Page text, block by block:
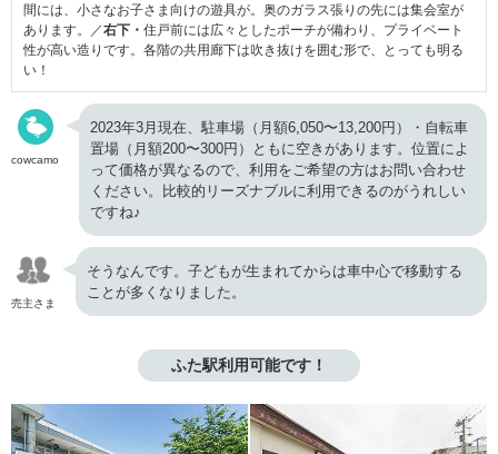
間には、小さなお子さま向けの遊具が。奥のガラス張りの先には集会室が
あります。／右下・ 住戸前には広々としたポーチが備わり、プライベート
性が高い造りです。各階の共用廊下は吹き抜けを囲む形で、とっても明る
い！
cowcamo
2023年3月現在、駐車場（月額6,050〜13,200円）・自転車
置場（月額200〜300円）ともに空きがあります。位置によ
って価格が異なるので、利用をご希望の方はお問い合わせ
ください。比較的リーズナブルに利用できるのがうれしい
ですね♪
売主さま
そうなんです。子どもが生まれてからは車中心で移動する
ことが多くなりました。
ふた駅利用可能です！